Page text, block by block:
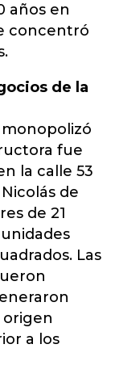
años en
concentró
de la
fue
la calle 53
de
de 21
Las
origen
a los